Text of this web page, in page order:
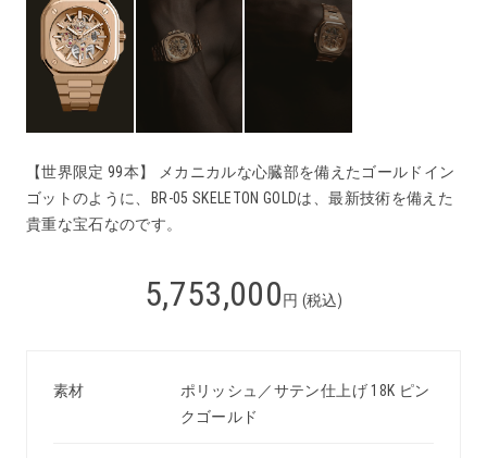
【世界限定 99本】 メカニカルな心臓部を備えたゴールドイン
ゴットのように、BR-05 SKELETON GOLDは、最新技術を備えた
貴重な宝石なのです。
5,753,000円 (税込)
素材
ポリッシュ／サテン仕上げ 18K ピン
クゴールド